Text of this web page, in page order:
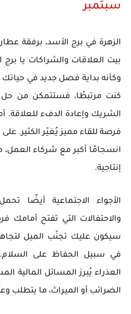
سبتمبر
الزهرة في برج الأسد، برفقة
بيت العلاقات والشراكات يا برج
وكأنه بداية فصل جديد في حياتك
كنت مرتبطًا، فستتمكن من حل
الشريك وإعادة الدفء للعلاقة.
فرصة للقاء مميز يُغيّر الكثير.
انسجامًا أكبر مع شركاء العمل،
إنتاجية.
الأجواء الاجتماعية أيضًا
والاحتفالات التي تفتح أمامك
سيكون عليك تجنّب الميل
في سبيل الحفاظ على
العذراء يُبرز المسائل المالية
الضرائب أو الميراث، ما يتطلب